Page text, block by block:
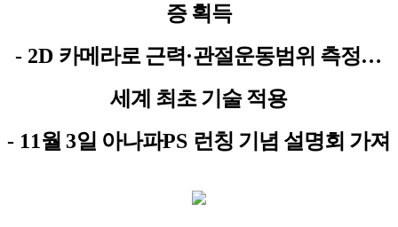
증 획득
- 2D 카메라로 근력·관절운동범위 측정…
세계 최초 기술 적용
- 11월 3일 아나파PS 런칭 기념 설명회 가져